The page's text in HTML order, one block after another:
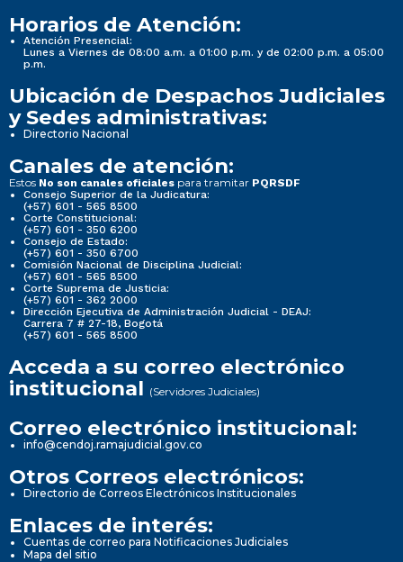
Horarios de Atención:
Atención Presencial:
Lunes a Viernes de 08:00 a.m. a 01:00 p.m. y de 02:00 p.m. a 05:00
p.m.
Ubicación de Despachos Judiciales
y Sedes administrativas:
Directorio Nacional
Canales de atención:
Estos No son canales oficiales para tramitar PQRSDF
Consejo Superior de la Judicatura:
(+57) 601 - 565 8500
Corte Constitucional:
(+57) 601 - 350 6200
Consejo de Estado:
(+57) 601 - 350 6700
Comisión Nacional de Disciplina Judicial:
(+57) 601 - 565 8500
Corte Suprema de Justicia:
(+57) 601 - 362 2000
Dirección Ejecutiva de Administración Judicial - DEAJ:
Carrera 7 # 27-18, Bogotá
(+57) 601 - 565 8500
Acceda a su correo electrónico
institucional (Servidores Judiciales)
Correo electrónico institucional:
info@cendoj.ramajudicial.gov.co
Otros Correos electrónicos:
Directorio de Correos Electrónicos Institucionales
Enlaces de interés:
Cuentas de correo para Notificaciones Judiciales
Mapa del sitio